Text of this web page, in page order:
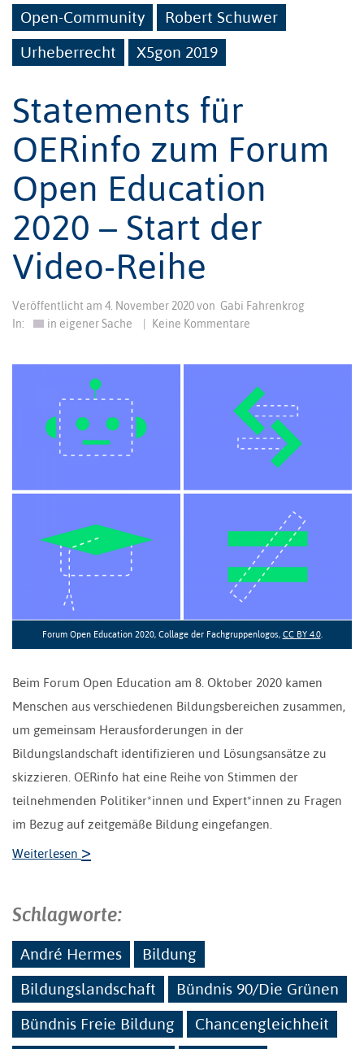
Open-Community
Robert Schuwer
Urheberrecht
X5gon 2019
Statements für
OERinfo zum Forum
Open Education
2020 – Start der
Video-Reihe
Veröffentlicht am 4. November 2020von Gabi Fahrenkrog
In:
in eigener Sache Keine Kommentare
Forum Open Education 2020, Collage der Fachgruppenlogos, CC BY 4.0.
Beim Forum Open Education am 8. Oktober 2020 kamen
Menschen aus verschiedenen Bildungsbereichen zusammen,
um gemeinsam Herausforderungen in der
Bildungslandschaft identifizieren und Lösungsansätze zu
skizzieren. OERinfo hat eine Reihe von Stimmen der
teilnehmenden Politiker*innen und Expert*innen zu Fragen
im Bezug auf zeitgemäße Bildung eingefangen.
Weiterlesen >
Schlagworte:
André Hermes
Bildung
Bildungslandschaft
Bündnis 90/Die Grünen
Bündnis Freie Bildung
Chancengleichheit